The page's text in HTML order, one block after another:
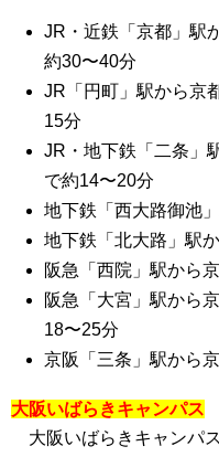
JR・近鉄「京都」駅
約30〜40分
JR「円町」駅から京
15分
JR・地下鉄「二条」
で約14〜20分
地下鉄「西大路御池
地下鉄「北大路」駅
阪急「西院」駅から
阪急「大宮」駅から
18〜25分
京阪「三条」駅から
大阪いばらきキャンパス
大阪いばらきキャンパ